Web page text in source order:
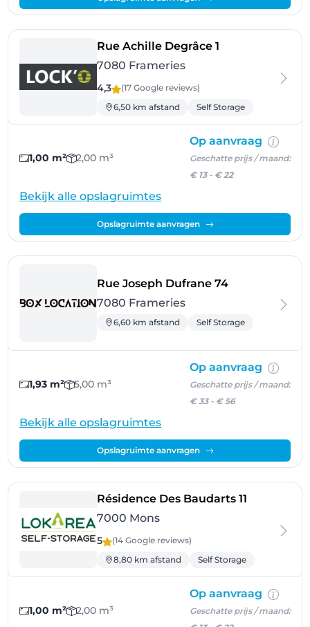
Rue Achille Degrâce 1
7080 Frameries
4,3 (17 Google reviews)
6,50 km afstand
Self Storage
1,00 m² 2,00 m³
Op aanvraag
Geschatte prijs / maand:
€ 13- € 22
Bekijk alle opslagruimtes
Opslagruimte aanvragen
Rue Joseph Dufrane 74- Frameries
7080 Frameries
6,60 km afstand Self Storage
1,93 m² 5,00 m³
Op aanvraag
Geschatte prijs / maand:
€ 33- € 56
Bekijk alle opslagruimtes
Opslagruimte aanvragen
Résidence Des Baudarts 11
7000 Mons
5 (14 Google reviews)
8,80 km afstand
Self Storage
1,00 m² 2,00 m³
Op aanvraag
Geschatte prijs / maand: